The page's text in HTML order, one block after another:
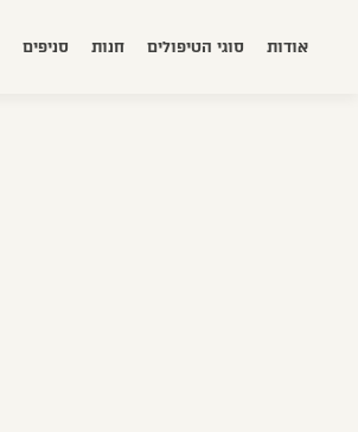
אודות סוגי הטיפולים חנות סניפים